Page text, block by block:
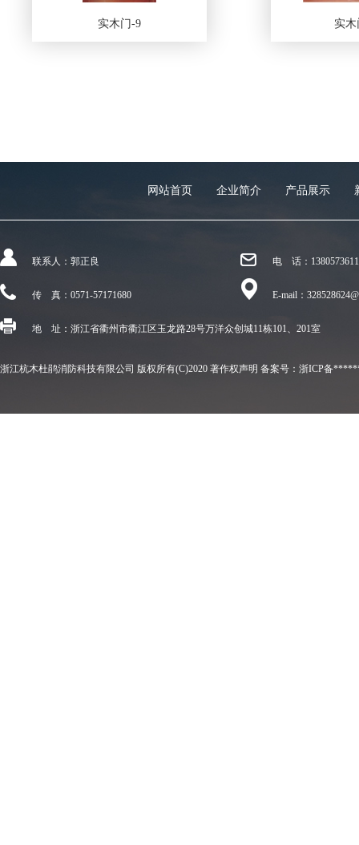
实木门-9 实木
网站首页 企业简介 产品展示
联系人：郭正良 电 话：
传 真： 0571-57171680 E-mail：
地 址：浙江省衢州市衢江区玉龙路28号万洋众创城11栋101、201室
浙江杭木杜鹃消防科技有限公司 版权所有(C)2020 著作权声明 备案号：浙ICP备